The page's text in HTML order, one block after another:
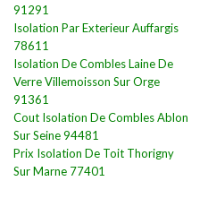
91291
Isolation Par Exterieur Auffargis
78611
Isolation De Combles Laine De
Verre Villemoisson Sur Orge
91361
Cout Isolation De Combles Ablon
Sur Seine 94481
Prix Isolation De Toit Thorigny
Sur Marne 77401